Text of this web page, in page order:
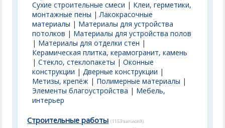
Сухие строительные смеси | Клеи, герметики,
монтажные пены |Лакокрасочные
материалы | Материалы для устройства
потолков | Материалы для устройства полов
| Материалы для отделки стен |
Керамическая плитка, керамогранит, камень
|Стекло, стеклопакеты |Оконные
конструкции |Дверные конструкции |
Метизы, крепёж | Полимерные материалы |
Элементы благоустройства | Мебель,
интерьер
Строительные работы (1153 записей)